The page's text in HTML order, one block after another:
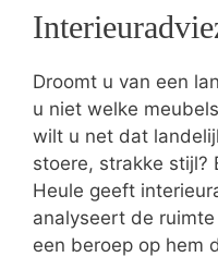
Droomt u van een
u niet welke
wilt u net dat
stoere, strakke stijl?
Heule geeft
analyseert de
een beroep op hem